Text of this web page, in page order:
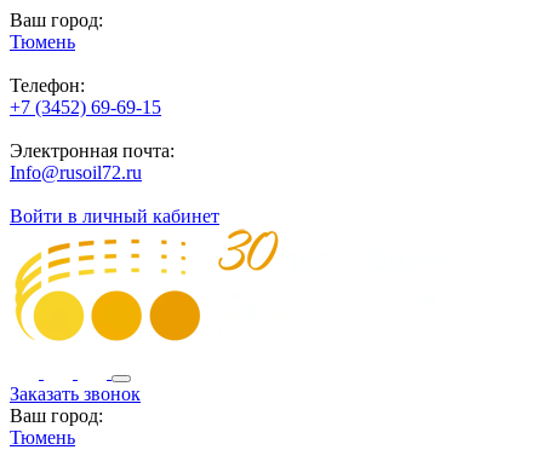
Ваш город:
Тюмень
Телефон:
+7 (3452) 69-69-15
Электронная почта:
Info@rusoil72.ru
Войти в личный кабинет
Заказать звонок
Ваш город:
Тюмень